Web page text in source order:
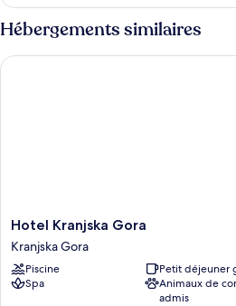
type
de
chambre
Suite
Hébergements similaires
Hotel
Kranjska
Gora
Kranjska
Gora
Hotel Kranjska Gora
Kranjska Gora
Piscine
Petit déjeuner
Spa
Animaux de
admis
Hotel Kranjska Gora